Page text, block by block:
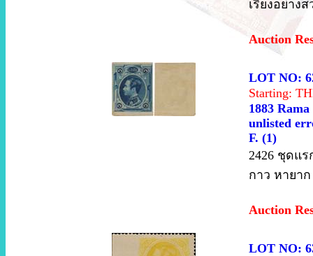
เรียงอย่าง
Auction
LOT NO:
Starting:
1883
unlisted
F. (1)
2426 ชุดแ
กาว หายาก
Auction
LOT NO: